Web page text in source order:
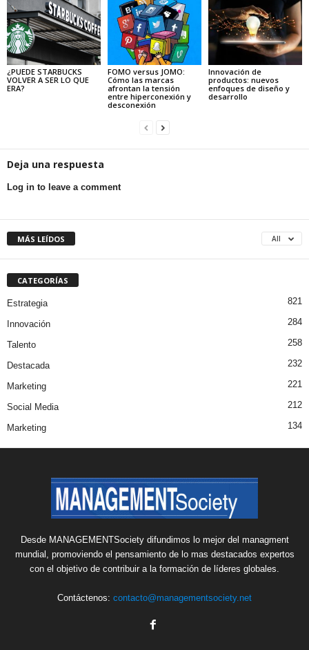
¿PUEDE STARBUCKS
VOLVER A SER LO QUE
ERA?
FOMO versus JOMO:
Cómo las marcas
afrontan la tensión
entre hiperconexión y
desconexión
Innovación de
productos: nuevos
enfoques de diseño y
desarrollo
Deja una respuesta
Log in to leave a comment
MÁS LEÍDOS All
CATEGORÍAS
Estrategia 821
Innovación 284
Talento 258
Destacada 232
Marketing 221
Social Media 212
Marketing 134
Desde MANAGEMENTSociety difundimos lo mejor del managment
mundial, promoviendo el pensamiento de lo mas destacados expertos
con el objetivo de contribuir a la formación de líderes globales.
Contáctenos: contacto@managementsociety.net